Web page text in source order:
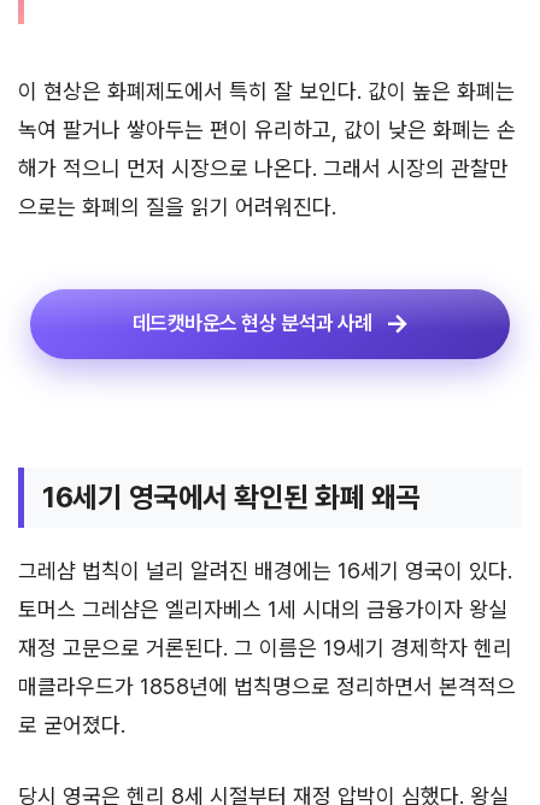
이 현상은 화폐제도에서 특히 잘 보인다. 값이 높은 화폐는
녹여 팔거나 쌓아두는 편이 유리하고, 값이 낮은 화폐는 손
해가 적으니 먼저 시장으로 나온다. 그래서 시장의 관찰만
으로는 화폐의 질을 읽기 어려워진다.
데드캣바운스 현상 분석과 사례
16세기 영국에서 확인된 화폐 왜곡
그레샴 법칙이 널리 알려진 배경에는 16세기 영국이 있다.
토머스 그레샴은 엘리자베스 1세 시대의 금융가이자 왕실
재정 고문으로 거론된다. 그 이름은 19세기 경제학자 헨리
매클라우드가 1858년에 법칙명으로 정리하면서 본격적으
로 굳어졌다.
당시 영국은 헨리 8세 시절부터 재정 압박이 심했다. 왕실